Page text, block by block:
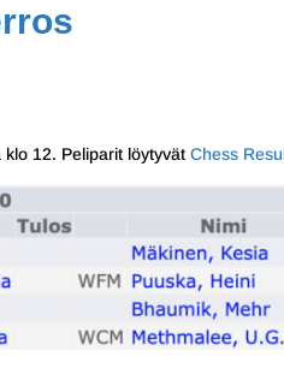
12. Peliparit löytyvät Chess